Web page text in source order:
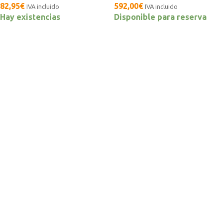
82,95€ IVA incluido
Hay existencias
592,00€ IVA incluido
Disponible para reserva